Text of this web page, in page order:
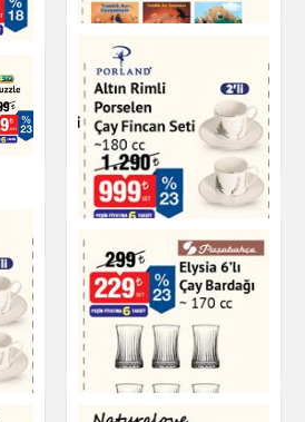
Tombik Ayı Hikaye
Kitapları
Kitap & Dergi
Altın Rimli Porselen
Çay Fincan Seti 180
cc
Çay & Kahve & Şeker